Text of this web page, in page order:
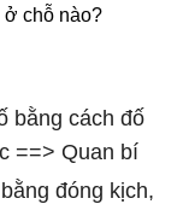
ở chỗ nào?
bằng cách đố
==> Quan bí
đóng kịch,